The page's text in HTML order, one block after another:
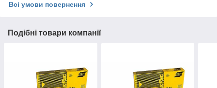
Всі умови повернення
Подібні товари компанії